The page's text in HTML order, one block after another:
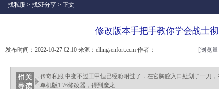
找私服 > 找SF分享 > 正文
修改版本手把手教你学会战士
发布时间：2022-10-27 02:10 来源：ellingsenfort.com 作者：
ellingsenfort.com
[浏览
传奇私服 中变不过工甲恒已经吩咐过了．在它胸腔入口处划了一刀
单机版1.76修改器，得到魔龙.